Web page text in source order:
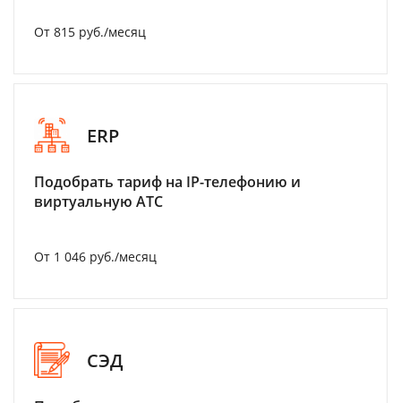
От 815 руб./месяц
ERP
Подобрать тариф на IP-телефонию и
виртуальную АТС
От 1 046 руб./месяц
СЭД